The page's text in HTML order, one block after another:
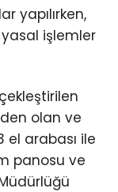
yapılırken,
işlemler
olan ve
el arabası ile
panosu ve